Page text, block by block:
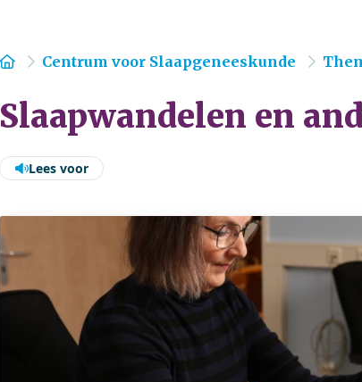
Home
Centrum voor Slaapgeneeskunde
Slaapwandelen en
Lees voor